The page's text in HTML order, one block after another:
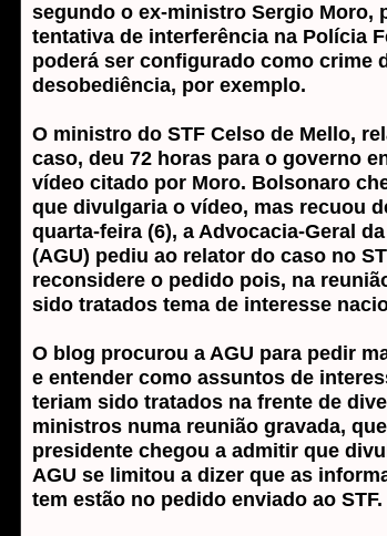
segundo o ex-ministro Sergio Moro,
tentativa de interferência na Polícia
poderá ser configurado como crime
desobediência, por exemplo.
O ministro do STF Celso de Mello,
caso, deu 72 horas para o governo
vídeo citado por Moro. Bolsonaro
que divulgaria o vídeo, mas recuou
quarta-feira (6), a Advocacia-Geral
(AGU) pediu ao relator do caso no
reconsidere o pedido pois, na
sido tratados tema de interesse
O blog procurou a AGU para pedir
e entender como assuntos de
teriam sido tratados na frente de
ministros numa reunião gravada,
presidente chegou a admitir que
AGU se limitou a dizer que as
tem estão no pedido enviado ao STF.